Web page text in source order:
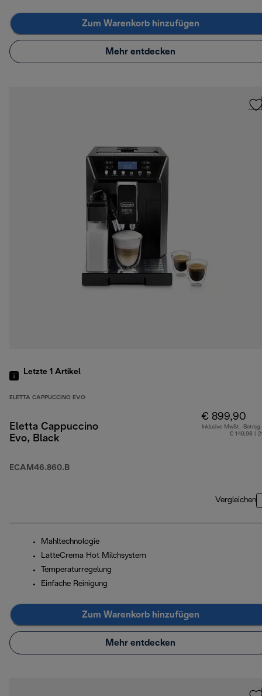
Zum Warenkorb hinzufügen
Mehr entdecken
Letzte 1 Artikel
ELETTA CAPPUCCINO EVO
Eletta Cappuccino
Evo, Black
ECAM46.860.B
€ 899,90
Inklusive MwSt.-Betrag
€ 149,98 (
Vergleichen
Mahltechnologie
LatteCrema Hot Milchsystem
Temperaturregelung
Einfache Reinigung
Zum Warenkorb hinzufügen
Mehr entdecken